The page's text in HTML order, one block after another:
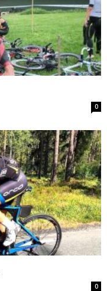
0
0